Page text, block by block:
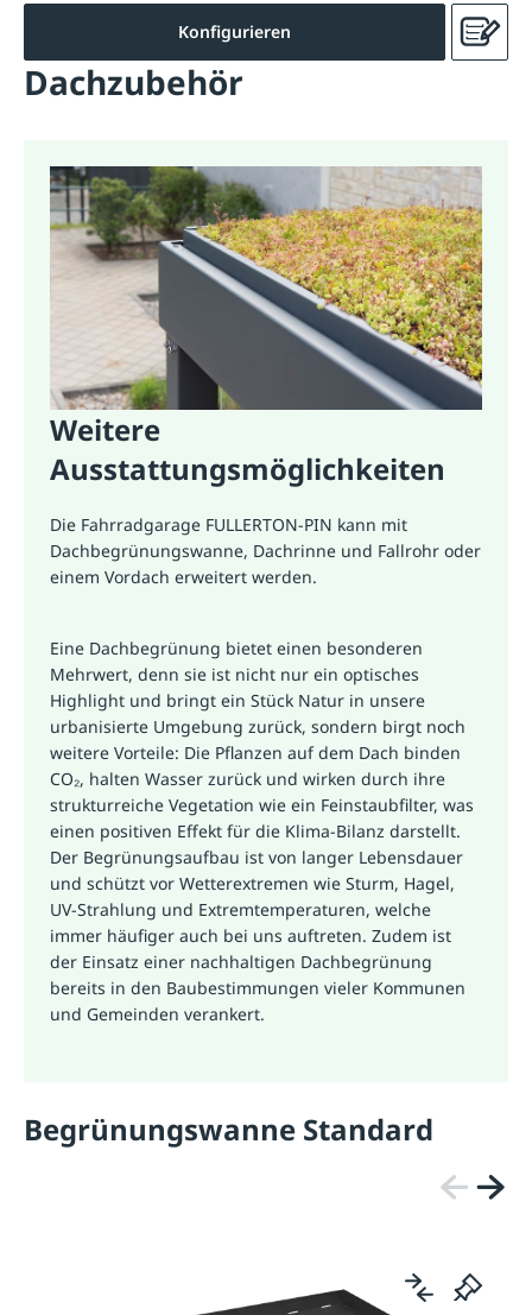
Konfigurieren
Dachzubehör
Weitere
Ausstattungsmöglichkeiten
Die Fahrradgarage FULLERTON-PIN kann mit
Dachbegrünungswanne, Dachrinne und Fallrohr oder
einem Vordach erweitert werden.
Eine Dachbegrünung bietet einen besonderen
Mehrwert, denn sie ist nicht nur ein optisches
Highlight und bringt ein Stück Natur in unsere
urbanisierte Umgebung zurück, sondern birgt noch
weitere Vorteile: Die Pflanzen auf dem Dach binden
CO₂, halten Wasser zurück und wirken durch ihre
strukturreiche Vegetation wie ein Feinstaubfilter, was
einen positiven Effekt für die Klima-Bilanz darstellt.
Der Begrünungsaufbau ist von langer Lebensdauer
und schützt vor Wetterextremen wie Sturm, Hagel,
UV-Strahlung und Extremtemperaturen, welche
immer häufiger auch bei uns auftreten. Zudem ist
der Einsatz einer nachhaltigen Dachbegrünung
bereits in den Baubestimmungen vieler Kommunen
und Gemeinden verankert.
Begrünungswanne Standard